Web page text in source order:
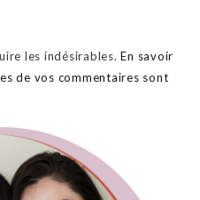
les indésirables.En savoir
de vos commentaires sont